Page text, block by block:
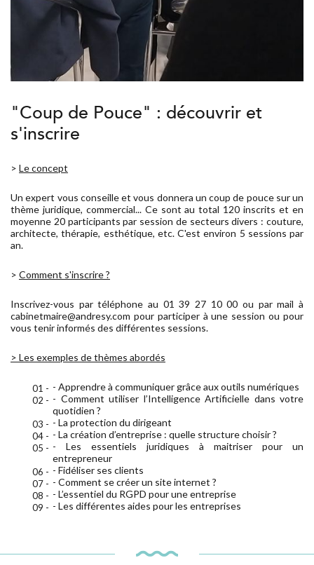
"Coup de Pouce" : découvrir et
s'inscrire
> Le concept
Un expert vous conseille et vous donnera un coup de pouce sur un
thème juridique, commercial... Ce sont au total 120 inscrits et en
moyenne 20 participants par session de secteurs divers : couture,
architecte, thérapie, esthétique, etc. C'est environ 5 sessions par
an.
> Comment s'inscrire ?
Inscrivez-vous par téléphone au 01 39 27 10 00 ou par mail à
cabinetmaire@andresy.com pour participer à une session ou pour
vous tenir informés des différentes sessions.
> Les exemples de thèmes abordés
- Apprendre à communiquer grâce aux outils numériques
- Comment utiliser l’Intelligence Artificielle dans votre
quotidien ?
- La protection du dirigeant
- La création d’entreprise : quelle structure choisir ?
- Les essentiels juridiques à maitriser pour un
entrepreneur
- Fidéliser ses clients
- Comment se créer un site internet ?
- L’essentiel du RGPD pour une entreprise
- Les différentes aides pour les entreprises